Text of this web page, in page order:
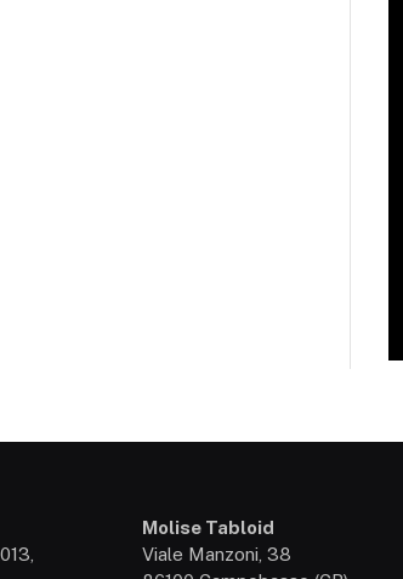
Molise Tabloid
Viale Manzoni, 38